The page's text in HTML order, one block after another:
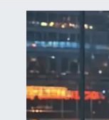
Şirket
Borsa
BIST 100 Isı